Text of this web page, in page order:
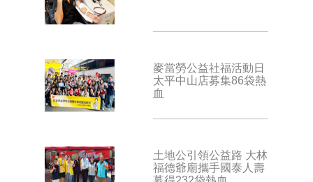
麥當勞公益社福活動日
太平中山店募集86袋熱
血
土地公引領公益路 大林
福德爺廟攜手國泰人壽